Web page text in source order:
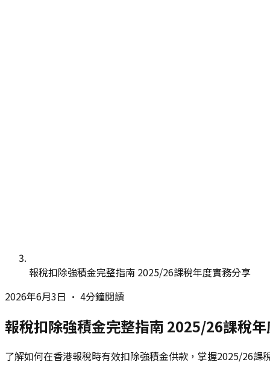
報稅扣除強積金完整指南 2025/26課稅年度實務分享
2026年6月3日 • 4分鐘閱讀
報稅扣除強積金完整指南 2025/26課稅
了解如何在香港報稅時有效扣除強積金供款，掌握2025/26